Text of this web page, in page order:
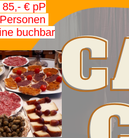
€ pP
buchbar